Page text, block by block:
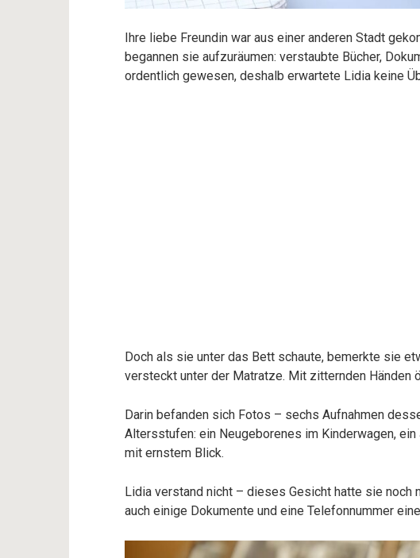
Ihre liebe Freundin war aus einer anderen Stadt
begannen sie aufzuräumen: verstaubte Bücher,
ordentlich gewesen, deshalb erwartete Lidia keine
Doch als sie unter das Bett schaute, bemerkte sie
versteckt unter der Matratze. Mit zitternden Händen
Darin befanden sich Fotos – sechs Aufnahmen
Altersstufen: ein Neugeborenes im Kinderwagen,
mit ernstem Blick.
Lidia verstand nicht – dieses Gesicht hatte sie noch
auch einige Dokumente und eine Telefonnummer